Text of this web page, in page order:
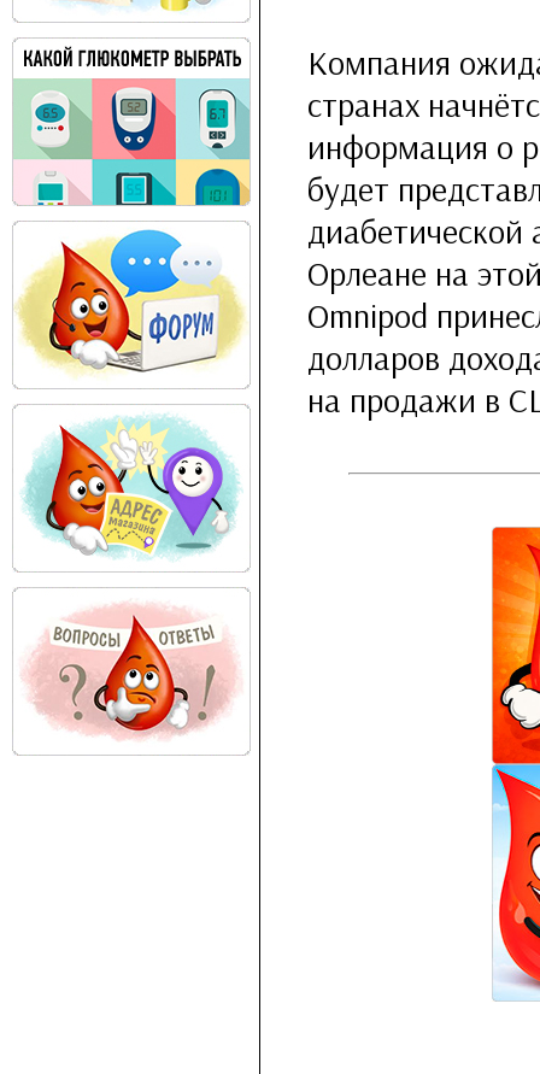
Компания
странах
информация о
будет
Орлеане на
Omnipod
долларов
на продажи в